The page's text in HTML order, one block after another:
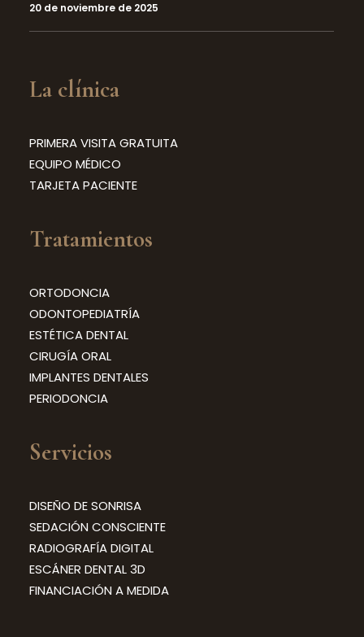
20 de noviembre de 2025
La clínica
PRIMERA VISITA GRATUITA
EQUIPO MÉDICO
TARJETA PACIENTE
Tratamientos
ORTODONCIA
ODONTOPEDIATRÍA
ESTÉTICA DENTAL
CIRUGÍA ORAL
IMPLANTES DENTALES
PERIODONCIA
Servicios
DISEÑO DE SONRISA
SEDACIÓN CONSCIENTE
RADIOGRAFÍA DIGITAL
ESCÁNER DENTAL 3D
FINANCIACIÓN A MEDIDA